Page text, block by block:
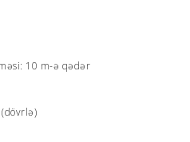
10 m-ə qədər